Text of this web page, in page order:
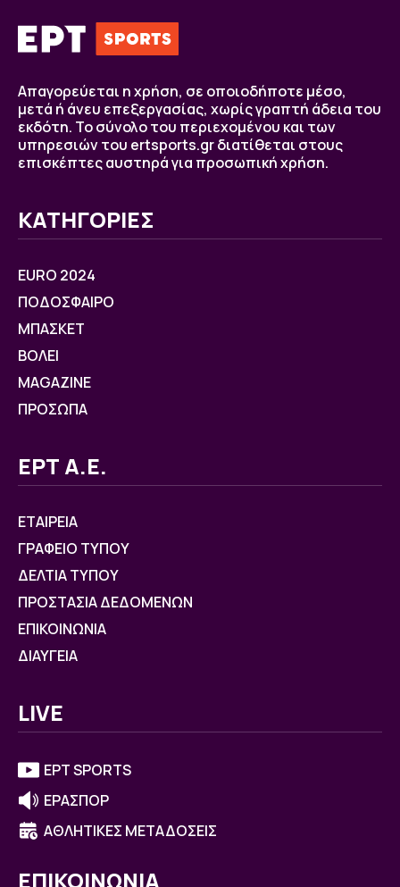
Απαγορεύεται η χρήση, σε οποιοδήποτε μέσο,
μετά ή άνευ επεξεργασίας, χωρίς γραπτή άδεια του
εκδότη. Το σύνολο του περιεχομένου και των
υπηρεσιών του ertsports.gr διατίθεται στους
επισκέπτες αυστηρά για προσωπική χρήση.
ΚΑΤΗΓΟΡΙΕΣ
EURO 2024
ΠΟΔΟΣΦΑΙΡΟ
ΜΠΑΣΚΕΤ
ΒOΛΕΙ
MAGAZINE
ΠΡΟΣΩΠΑ
ΕΡΤ Α.Ε.
ΕΤΑΙΡΕΙΑ
ΓΡΑΦΕΙΟ ΤΥΠΟΥ
ΔΕΛΤΙΑ ΤΥΠΟΥ
ΠΡΟΣΤΑΣΙΑ ΔΕΔΟΜΕΝΩΝ
ΕΠΙΚΟΙΝΩΝΙΑ
ΔΙΑΥΓΕΙΑ
LIVE
ΕΡΤ SPORTS
ΕΡΑΣΠΟΡ
ΑΘΛΗΤΙΚΕΣ ΜΕΤΑΔΟΣΕΙΣ
ΕΠΙΚΟΙΝΩΝΙΑ